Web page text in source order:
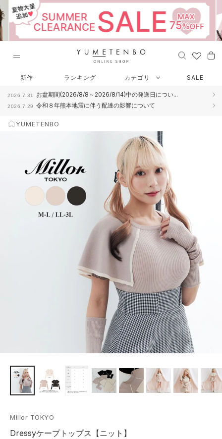
ス
キ
ッ
プ
新作 ランキング カテゴリ SALE
2026.7.31 お盆期間(2026/8/8～2026/8/14)中の発送日につい...
2026.7.29 令和８年熊本地震に伴う配達の影響について
YUMETENBO
Millor TOKYO
Dressyケープトップス【ニット】